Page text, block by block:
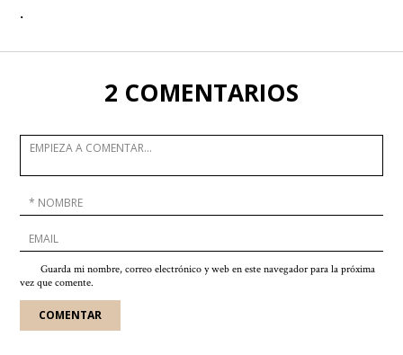
.
2 COMENTARIOS
Guarda mi nombre, correo electrónico y web en este navegador para la próxima
vez que comente.